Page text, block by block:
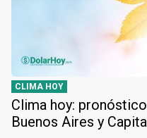
CLIMA HOY
Clima hoy:
Buenos Aires y